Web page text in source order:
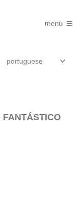
menu
FANTÁSTICO